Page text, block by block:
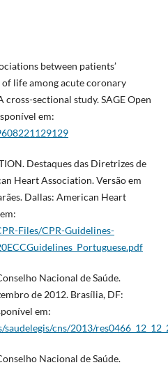
between patients’
life among acute coronary
sectional study. SAGE Open
em:
Destaques das Diretrizes de
Heart Association. Versão em
Dallas: American Heart
Files/CPR-Guidelines-
Nacional de Saúde.
de 2012. Brasília, DF:
em:
saudelegis/cns/2013/
Nacional de Saúde.